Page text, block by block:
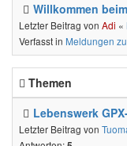
Willkommen
Letzter Beitrag von Adi «
Verfasst in Meldungen
Themen
Lebenswerk
Letzter Beitrag von